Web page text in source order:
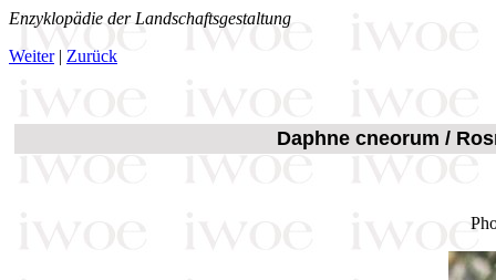
Enzyklopädie der Landschaftsgestaltung
Weiter| Zurück
Daphne cneorum /